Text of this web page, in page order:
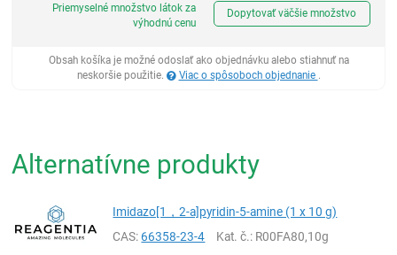
Priemyselné množstvo látok za
výhodnú cenu
Dopytovať väčšie množstvo
Obsah košíka je možné odoslať ako objednávku alebo stiahnuť na
neskoršie použitie.
Viac o spôsoboch objednanie .
Alternatívne produkty
Imidazo[1，2-a]pyridin-5-amine (1 x 10 g)
CAS:66358-23-4 Kat. č.: R00FA80,10g